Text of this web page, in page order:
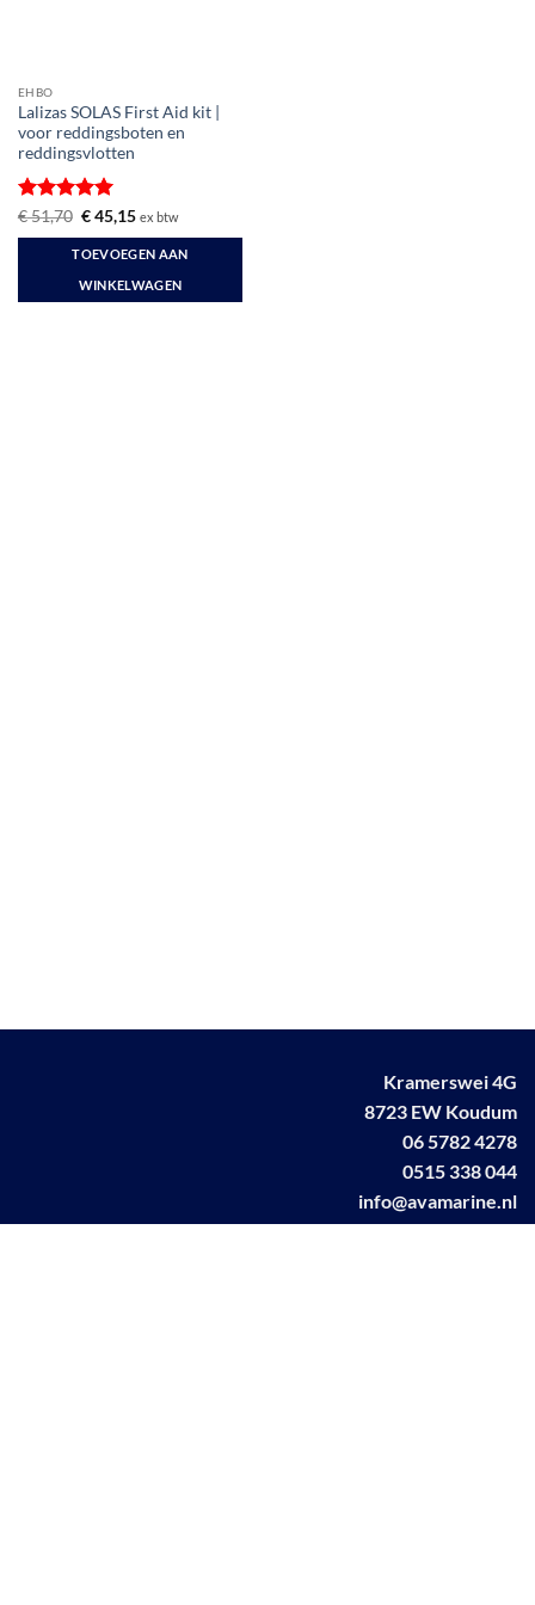
EHBO
Lalizas SOLAS First Aid kit |
voor reddingsboten en
reddingsvlotten
Gewaardeerd
5uit 5
€51,70 Oorspronkelijke
was:
€ 51,70.
€45,15Huidige
is:
€ 45,15.
ex btw
TOEVOEGEN AAN
WINKELWAGEN
Kramerswei 4G
8723 EW Koudum
06 5782 4278
0515 338 044
info@avamarine.nl